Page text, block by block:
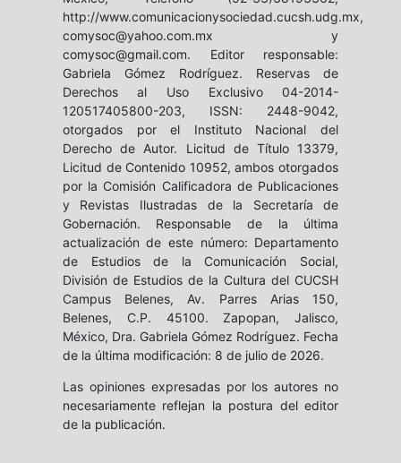
http://www.comunicacionysociedad.cucsh.udg.mx,
comysoc@yahoo.com.mx y
comysoc@gmail.com. Editor responsable:
Gabriela Gómez Rodríguez. Reservas de
Derechos al Uso Exclusivo 04-2014-
120517405800-203, ISSN: 2448-9042,
otorgados por el Instituto Nacional del
Derecho de Autor. Licitud de Título 13379,
Licitud de Contenido 10952, ambos otorgados
por la Comisión Calificadora de Publicaciones
y Revistas Ilustradas de la Secretaría de
Gobernación. Responsable de la última
actualización de este número: Departamento
de Estudios de la Comunicación Social,
División de Estudios de la Cultura del CUCSH
Campus Belenes, Av. Parres Arias 150,
Belenes, C.P. 45100. Zapopan, Jalisco,
México, Dra. Gabriela Gómez Rodríguez. Fecha
de la última modificación: 8 de julio de 2026.
Las opiniones expresadas por los autores no
necesariamente reflejan la postura del editor
de la publicación.